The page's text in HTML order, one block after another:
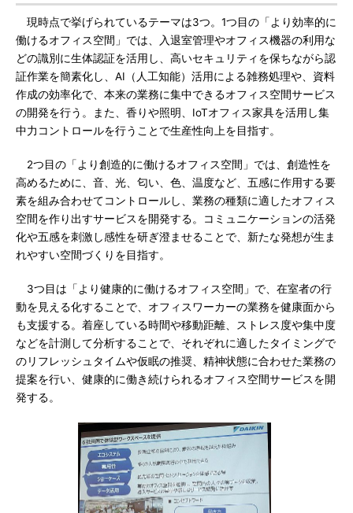
現時点で挙げられているテーマは3つ。1つ目の「より効率的に
働けるオフィス空間」では、入退室管理やオフィス機器の利用な
どの識別に生体認証を活用し、高いセキュリティを保ちながら認
証作業を簡素化し、AI（人工知能）活用による雑務処理や、資料
作成の効率化で、本来の業務に集中できるオフィス空間サービス
の開発を行う。また、香りや照明、IoTオフィス家具を活用し集
中力コントロールを行うことで生産性向上を目指す。
2つ目の「より創造的に働けるオフィス空間」では、創造性を
高めるために、音、光、匂い、色、温度など、五感に作用する要
素を組み合わせてコントロールし、業務の種類に適したオフィス
空間を作り出すサービスを開発する。コミュニケーションの活発
化や五感を刺激し感性を研ぎ澄ませることで、新たな発想が生ま
れやすい空間づくりを目指す。
3つ目は「より健康的に働けるオフィス空間」で、在室者の行
動を見える化することで、オフィスワーカーの業務を健康面から
も支援する。着座している時間や移動距離、ストレス度や集中度
などを計測して分析することで、それぞれに適したタイミングで
のリフレッシュタイムや仮眠の推奨、精神状態に合わせた業務の
提案を行い、健康的に働き続けられるオフィス空間サービスを開
発する。